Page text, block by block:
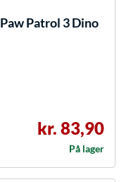
Patrol 3 Dino
kr. 83,90
På lager